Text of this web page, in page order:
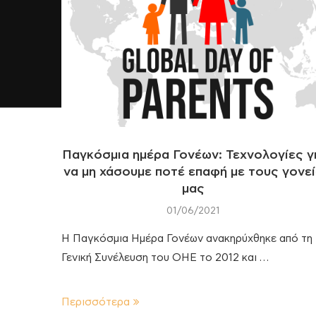
Παγκόσμια ημέρα Γονέων: Τεχνολογίες
να μη χάσουμε ποτέ επαφή με τους
μας
01/06/2021
Η Παγκόσμια Ημέρα Γονέων ανακηρύχθηκε από τη
Γενική Συνέλευση του ΟΗΕ το 2012 και …
Περισσότερα